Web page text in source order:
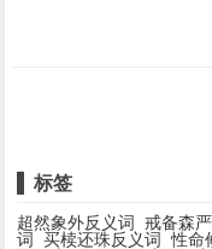
标签
超然象外反义词 戒备森
词
买椟还珠反义词 性命